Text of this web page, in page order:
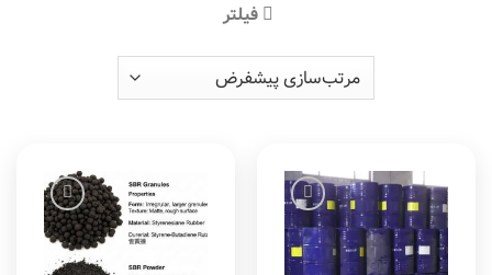
فیلتر
Add to
wishlist
Add to
wishlist